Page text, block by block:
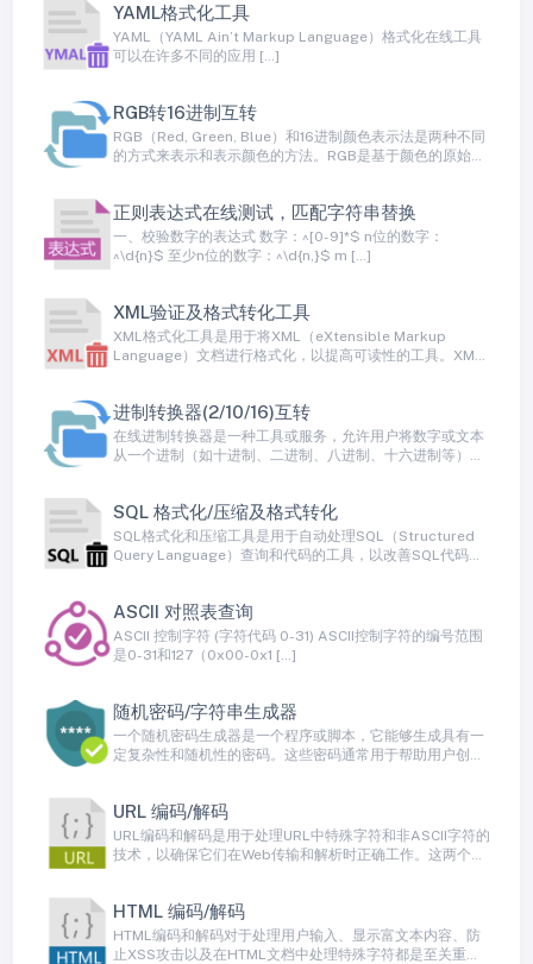
YAML格式化工具
YAML（YAML Ain’t Markup Language）格式化在线工具
可以在许多不同的应用 […]
RGB转16进制互转
RGB（Red, Green, Blue）和16进制颜色表示法是两种不同
的方式来表示和表示颜色的方法。RGB是基于颜色的原始
正则表达式在线测试，匹配字符串替换
一、校验数字的表达式 数字：^[0-9]*$ n位的数字：
^\d{n}$ 至少n位的数字：^\d{n,}$ m […]
XML验证及格式转化工具
XML格式化工具是用于将XML（eXtensible Markup
Language）文档进行格式化，以提高可读性的工具。XML
加缩进、换行和合适的空格来使其更易于阅读和理解。
进制转换器(2/10/16)互转
在线进制转换器是一种工具或服务，允许用户将数字或文本
从一个进制（如十进制、二进制、八进制、十六进制等）转
同进制的表示方式时
SQL 格式化/压缩及格式转化
SQL格式化和压缩工具是用于自动处理SQL（Structured
Query Language）查询和代码的工具，以改善SQL代码的
ASCII 对照表查询
ASCII 控制字符 (字符代码 0-31) ASCII控制字符的编号范围
是0-31和127（0x00-0x1 […]
随机密码/字符串生成器
一个随机密码生成器是一个程序或脚本，它能够生成具有一
定复杂性和随机性的密码。这些密码通常用于帮助用户创建
URL 编码/解码
URL编码和解码是用于处理URL中特殊字符和非ASCII字符的
技术，以确保它们在Web传输和解析时正确工作。这两个过
HTML 编码/解码
HTML编码和解码对于处理用户输入、显示富文本内容、防
止XSS攻击以及在HTML文档中处理特殊字符都是至关重要